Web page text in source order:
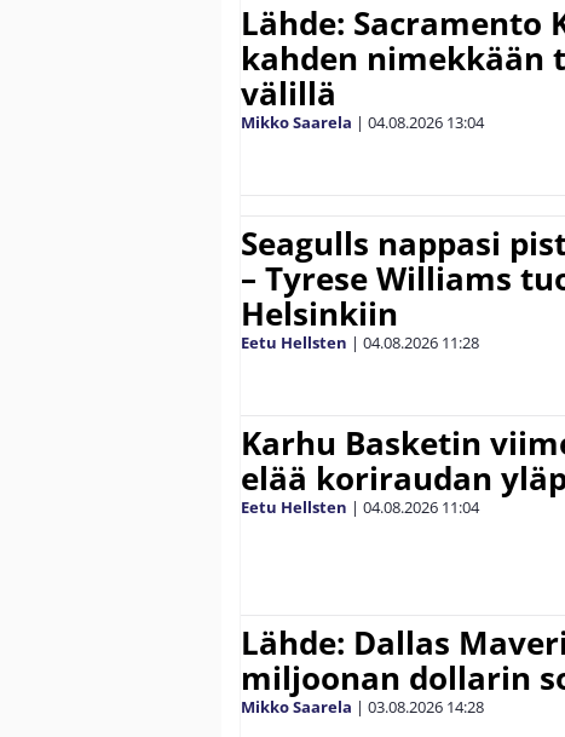
Lähde: Sacramento
kahden nimekkään
välillä
Mikko Saarela | 04.08.2026 13:04
Seagulls nappasi
– Tyrese Williams
Helsinkiin
Eetu Hellsten | 04.08.2026 11:28
Karhu Basketin
elää koriraudan
Eetu Hellsten | 04.08.2026 11:04
Lähde: Dallas
miljoonan dollarin
Mikko Saarela | 03.08.2026 14:28